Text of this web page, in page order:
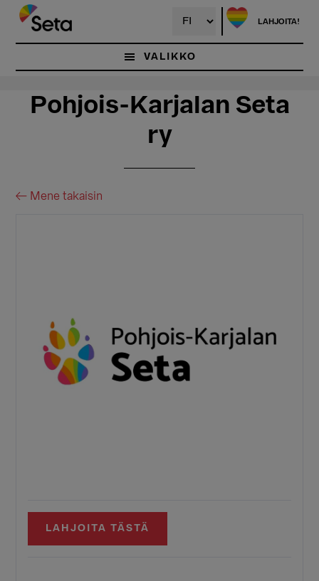
Hyppää
pääsisältöön
Hyppää
ensisijaiseen
sivupalkkiin
LAHJOITA!
VALIKKO
Pohjois-Karjalan Seta
ry
← Mene takaisin
LAHJOITA TÄSTÄ